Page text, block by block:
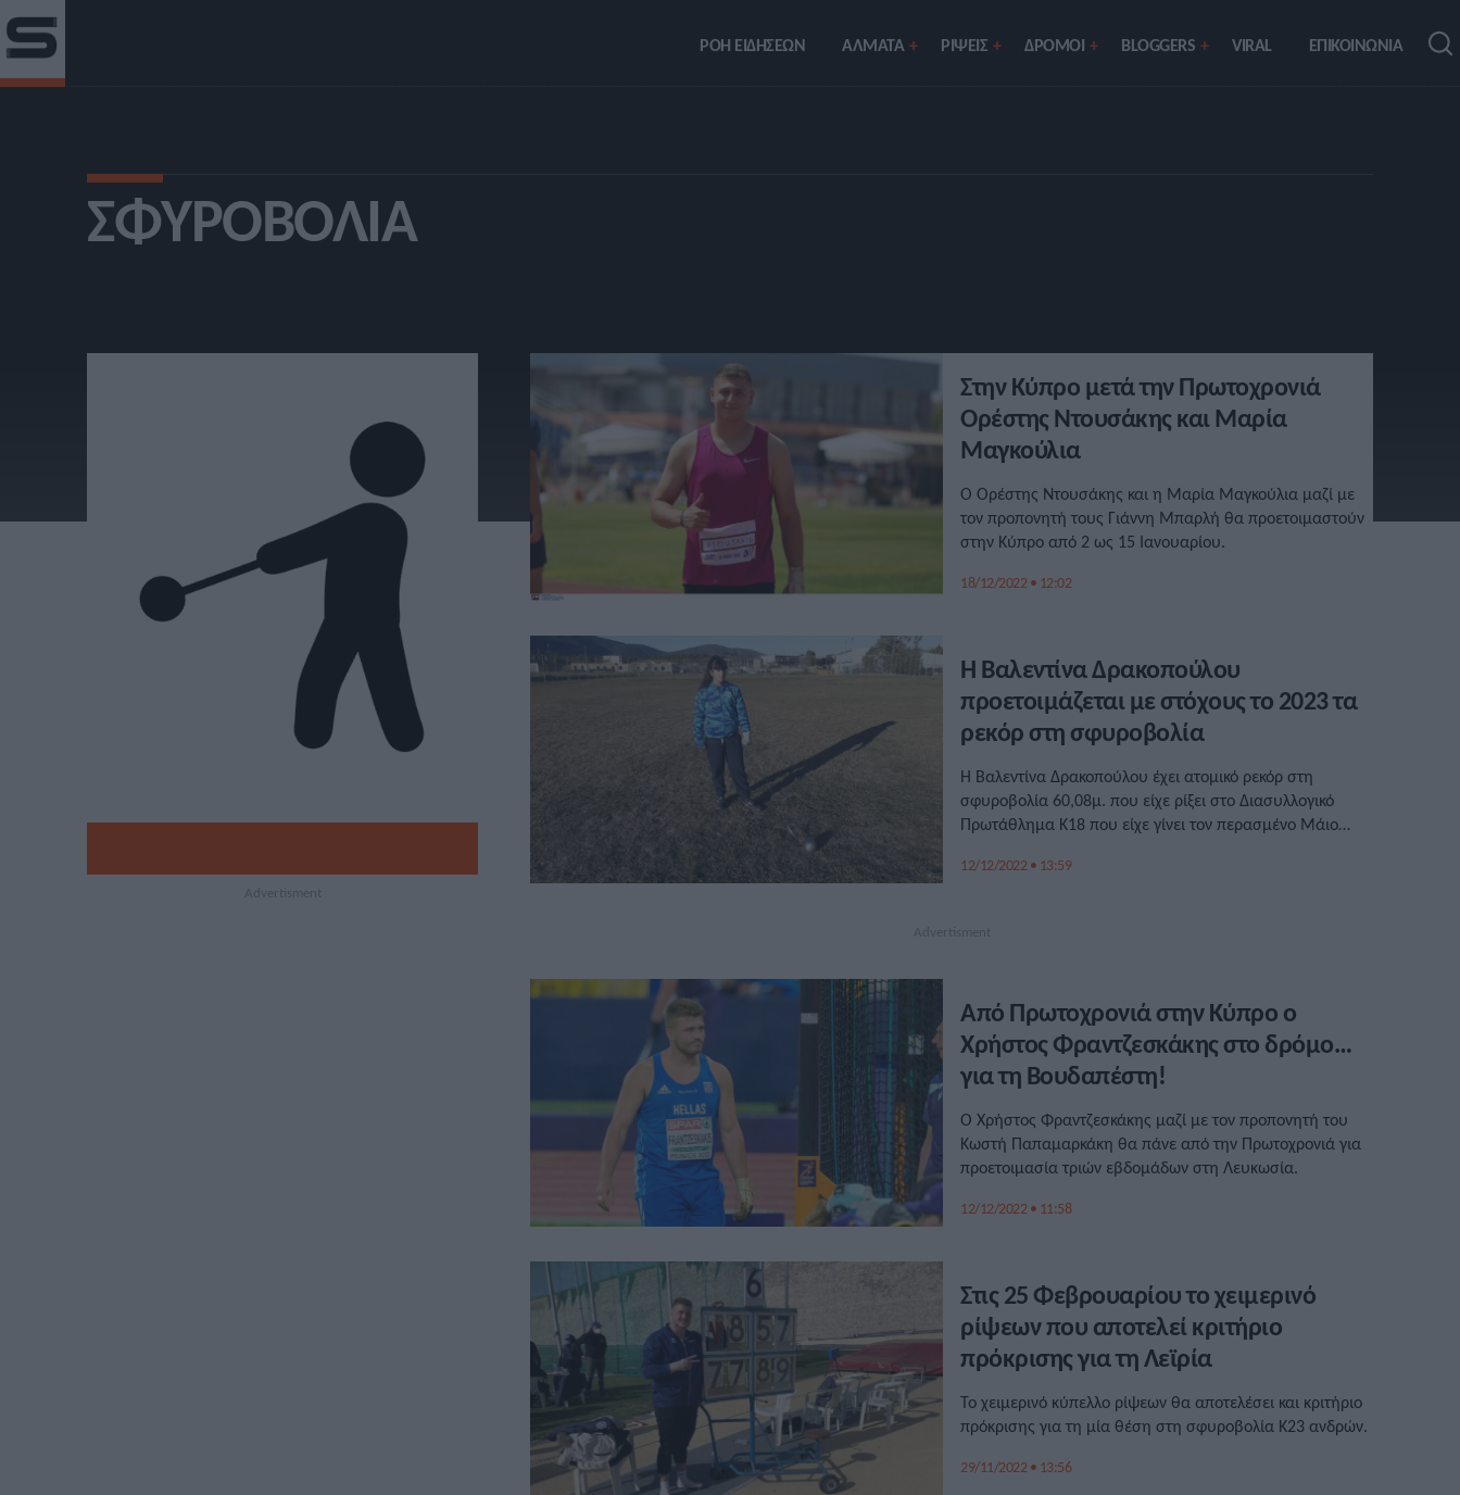
ΡΟΗ ΕΙΔΗΣΕΩΝ ΑΛΜΑΤΑ ΡIΨΕΙΣ ΔΡΟΜΟΙ BLOGGERS VIRAL ΕΠΙΚΟΙΝΩΝΙΑ
ΣΦΥΡΟΒΟΛΊΑ
Στην Κύπρο μετά την Πρωτοχρονιά
Ορέστης Ντουσάκης και Μαρία
Μαγκούλια
Ο Ορέστης Ντουσάκης και η Μαρία Μαγκούλια μαζί με
τον προπονητή τους Γιάννη Μπαρλή θα προετοιμαστούν
στην Κύπρο από 2 ως 15 Ιανουαρίου.
18/12/2022 • 12:02
Η Βαλεντίνα Δρακοπούλου
προετοιμάζεται με στόχους το 2023 τα
ρεκόρ στη σφυροβολία
Η Βαλεντίνα Δρακοπούλου έχει ατομικό ρεκόρ στη
σφυροβολία 60,08μ. που είχε ρίξει στο Διασυλλογικό
Πρωτάθλημα Κ18 που είχε γίνει τον περασμένο Μάιο
12/12/2022 • 13:59
Από Πρωτοχρονιά στην Κύπρο ο
Χρήστος Φραντζεσκάκης στο δρόμο…
για τη Βουδαπέστη!
Ο Χρήστος Φραντζεσκάκης μαζί με τον προπονητή του
Κωστή Παπαμαρκάκη θα πάνε από την Πρωτοχρονιά για
προετοιμασία τριών εβδομάδων στη Λευκωσία.
12/12/2022 • 11:58
Στις 25 Φεβρουαρίου το χειμερινό
ρίψεων που αποτελεί κριτήριο
πρόκρισης για τη Λεϊρία
Το χειμερινό κύπελλο ρίψεων θα αποτελέσει και κριτήριο
πρόκρισης για τη μία θέση στη σφυροβολία Κ23 ανδρών.
29/11/2022 • 13:56